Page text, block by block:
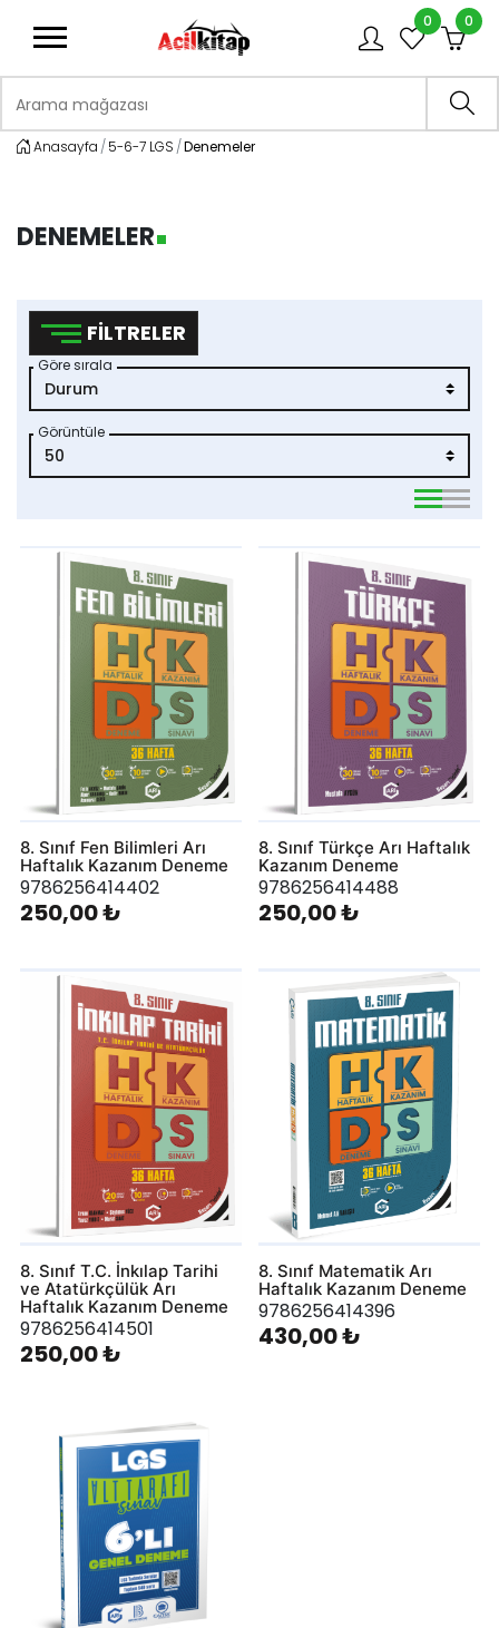
0 0
Anasayfa 5-6-7 LGS Denemeler
DENEMELER
FILTRELER
Göre sırala
Görüntüle
8. Sınıf Fen Bilimleri Arı
Haftalık Kazanım Deneme
9786256414402
250,00 ₺
8. Sınıf Türkçe Arı Haftalık
Kazanım Deneme
9786256414488
250,00 ₺
8. Sınıf T.C. İnkılap Tarihi
ve Atatürkçülük Arı
Haftalık Kazanım Deneme
9786256414501
250,00 ₺
8. Sınıf Matematik Arı
Haftalık Kazanım Deneme
9786256414396
430,00 ₺